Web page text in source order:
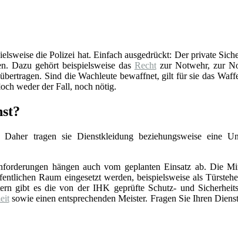
die Polizei hat. Einfach ausgedrückt: Der private
Dazu gehört beispielsweise das Rechtzur Notwehr, zur
Sind die Wachleute bewaffnet, gilt für sie das
weder der Fall, noch nötig.
Daher tragen sie Dienstkleidung beziehungsweise eine
hängen auch vom geplanten Einsatz ab. Die
Raum eingesetzt werden, beispielsweise als
gibt es die von der IHK geprüfte Schutz- und
sowie einen entsprechenden Meister. Fragen Sie Ihren